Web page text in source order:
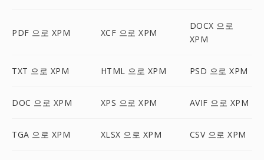
PDF 으로 XPM XCF 으로 XPM
DOCX 으로
XPM
TXT 으로 XPM HTML 으로 XPM PSD 으로 XPM
DOC 으로 XPM XPS 으로 XPM AVIF 으로 XPM
TGA 으로 XPM XLSX 으로 XPM CSV 으로 XPM